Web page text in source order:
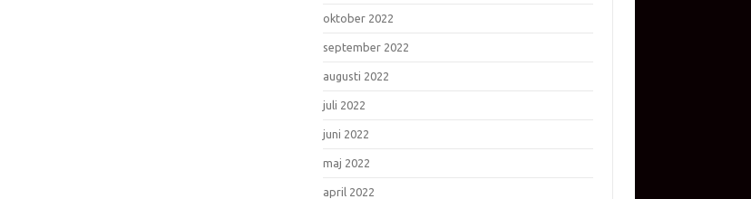
oktober 2022
september 2022
augusti 2022
juli 2022
juni 2022
maj 2022
april 2022